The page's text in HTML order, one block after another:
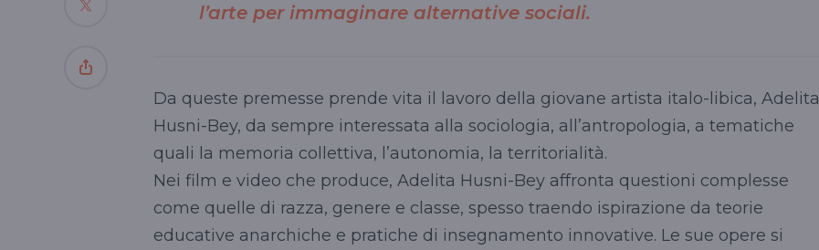
l’arte per immaginare alternative sociali.
Da queste premesse prende vita il lavoro della giovane artista italo-libica, Adelita
Husni-Bey, da sempre interessata alla sociologia, all’antropologia, a tematiche
quali la memoria collettiva, l’autonomia, la territorialità.
Nei film e video che produce, Adelita Husni-Bey affronta questioni complesse
come quelle di razza, genere e classe, spesso traendo ispirazione da teorie
educative anarchiche e pratiche di insegnamento innovative. Le sue opere si